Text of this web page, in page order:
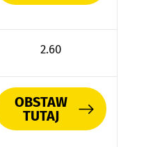
2.60
OBSTAW
TUTAJ